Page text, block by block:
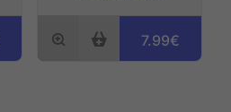
7.99€